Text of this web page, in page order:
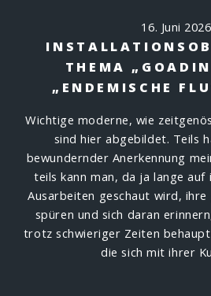
16. Juni 2026
THEMA
„ENDEMISCHE
Wichtige moderne, wie
sind hier abgebildet. Teils
bewundernder Anerkennung
teils kann man, da ja lange auf
Ausarbeiten geschaut wird, ihre
spüren und sich daran
trotz schwieriger Zeiten
die sich mit ihrer